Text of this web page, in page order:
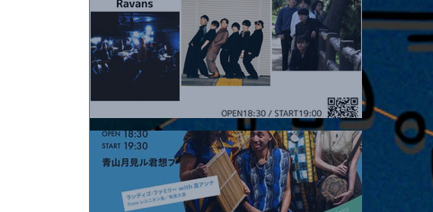
2026.08.20 |【観覧】月見ル君想フpre. “Brand New Moon #3”